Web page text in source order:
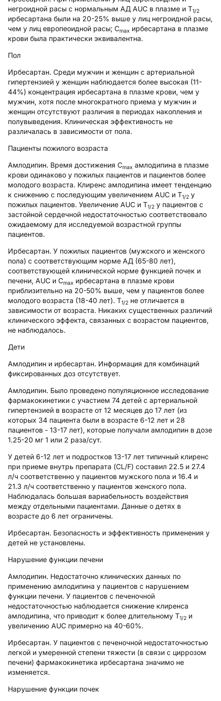
негроидной расы с нормальным АД AUC в плазме и Т1/2
ирбесартана были на 20-25% выше у лиц негроидной расы,
чем у лиц европеоидной расы; Cmax ирбесартана в плазме
крови была практически эквивалентна.
Пол
Ирбесартан. Среди мужчин и женщин с артериальной
гипертензией у женщин наблюдается более высокая (11-
44%) концентрация ирбесартана в плазме крови, чем у
мужчин, хотя после многократного приема у мужчин и
женщин отсутствуют различия в периодах накопления и
полувыведения. Клиническая эффективность не
различалась в зависимости от пола.
Пациенты пожилого возраста
Амлодипин. Время достижения Cmax амлодипина в плазме
крови одинаково у пожилых пациентов и пациентов более
молодого возраста. Клиренс амлодипина имеет тенденцию
к снижению с последующим увеличением AUC и Т1/2 у
пожилых пациентов. Увеличение AUC и Т1/2 у пациентов с
застойной сердечной недостаточностью соответствовало
ожидаемому для исследуемой возрастной группы
пациентов.
Ирбесартан. У пожилых пациентов (мужского и женского
пола) с соответствующим норме АД (65-80 лет),
соответствующей клинической норме функцией почек и
печени, AUC и Cmax ирбесартана в плазме крови
приблизительно на 20-50% выше, чем у пациентов более
молодого возраста (18-40 лет). Т1/2 не отличается в
зависимости от возраста. Никаких существенных различий
клинического эффекта, связанных с возрастом пациентов,
не наблюдалось.
Дети
Амлодипин и ирбесартан. Информация для комбинаций
фиксированных доз отсутствует.
Амлодипин. Было проведено популяционное исследование
фармакокинетики с участием 74 детей с артериальной
гипертензией в возрасте от 12 месяцев до 17 лет (из
которых 34 пациента были в возрасте 6-12 лет и 28
пациентов - 13-17 лет), которые получали амлодипин в дозе
1.25-20 мг 1 или 2 раза/сут.
У детей 6-12 лет и подростков 13-17 лет типичный клиренс
при приеме внутрь препарата (CL/F) составил 22.5 и 27.4
л/ч соответственно у пациентов мужского пола и 16.4 и
21.3 л/ч соответственно у пациентов женского пола.
Наблюдалась большая вариабельность воздействия
между отдельными пациентами. Данные о детях в
возрасте до 6 лет ограничены.
Ирбесартан. Безопасность и эффективность применения у
детей не установлены.
Нарушение функции печени
Амлодипин. Недостаточно клинических данных по
применению амлодипина у пациентов с нарушением
функции печени. У пациентов с печеночной
недостаточностью наблюдается снижение клиренса
амлодипина, что приводит к более длительному Т1/2 и
увеличению AUC примерно на 40-60%.
Ирбесартан. У пациентов с печеночной недостаточностью
легкой и умеренной степени тяжести (в связи с циррозом
печени) фармакокинетика ирбесартана значимо не
изменяется.
Нарушение функции почек